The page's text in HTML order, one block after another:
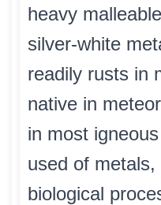
heavy
silver-white
readily rusts in
native in
in most
used of
biological